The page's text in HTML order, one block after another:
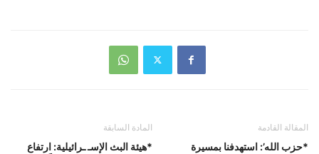
المادة السابقة
*هيئة البث الإسـ ـرائيلية: ارتفاع
المقالة القادمة
*حزب الله’: استهدفنا بمسيرة